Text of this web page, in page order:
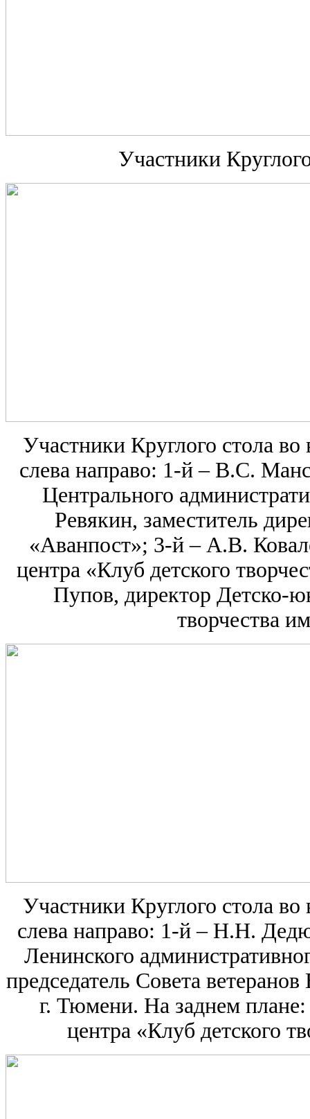
Участники
Участники Круглого стола
слева направо: 1-й – В.С.
Центрального
Ревякин, заместитель
«Аванпост»; 3-й – А.В.
центра «Клуб детского
Пупов, директор Детско-
творчества
Участники Круглого стола
слева направо: 1-й – Н.Н.
Ленинского
председатель Совета
г. Тюмени. На заднем
центра «Клуб детского